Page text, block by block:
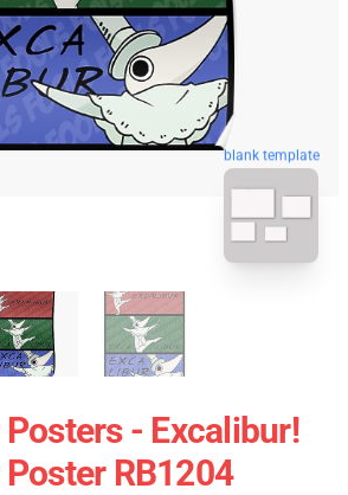
blank template
Posters - Excalibur!
RB1204